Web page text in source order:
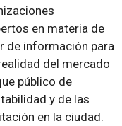
en materia de
de información para
del mercado
público de
y de las
en la ciudad.